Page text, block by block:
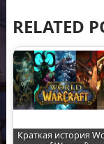
RELATED
Краткая история